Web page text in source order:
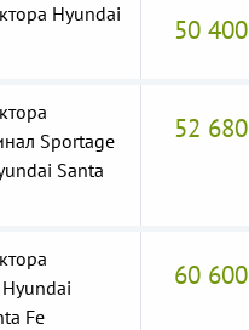
Hyundai
50 400
Sportage
Santa
52 680
Fe
60 600